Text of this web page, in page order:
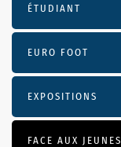
ÉTUDIANT
EURO FOOT
EXPOSITIONS
FACE AUX JEUNES